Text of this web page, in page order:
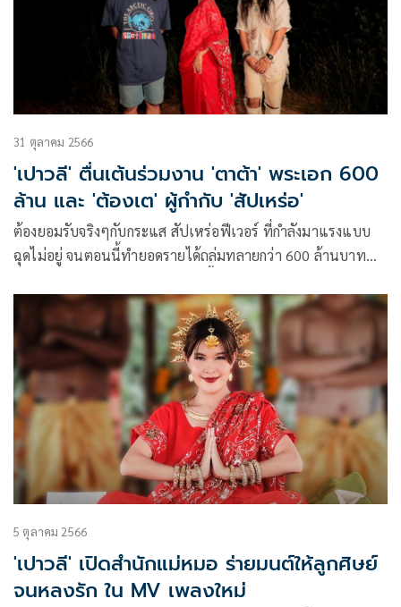
31 ตุลาคม 2566
'เปาวลี' ตื่นเต้นร่วมงาน 'ตาต้า' พระเอก 600
ล้าน และ 'ต้องเต' ผู้กำกับ 'สัปเหร่อ'
ต้องยอมรับจริงๆกับกระแส สัปเหร่อฟีเวอร์ ที่กำลังมาแรงแบบ
ฉุดไม่อยู่ จนตอนนี้ทำยอดรายได้ถล่มทลายกว่า 600 ล้านบาท
5 ตุลาคม 2566
'เปาวลี' เปิดสำนักแม่หมอ ร่ายมนต์ให้ลูกศิษย์
จนหลงรัก ใน MV เพลงใหม่